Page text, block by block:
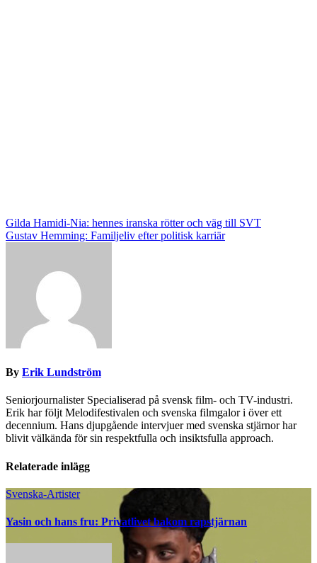
Post
navigation
Gilda Hamidi-Nia: hennes iranska rötter och väg till SVT
Gustav Hemming: Familjeliv efter politisk karriär
By Erik Lundström
Seniorjournalister Specialiserad på svensk film- och TV-industri.
Erik har följt Melodifestivalen och svenska filmgalor i över ett
decennium. Hans djupgående intervjuer med svenska stjärnor har
blivit välkända för sin respektfulla och insiktsfulla approach.
Relaterade inlägg
Svenska-Artister
Yasin och hans fru: Privatlivet bakom rapstjärnan